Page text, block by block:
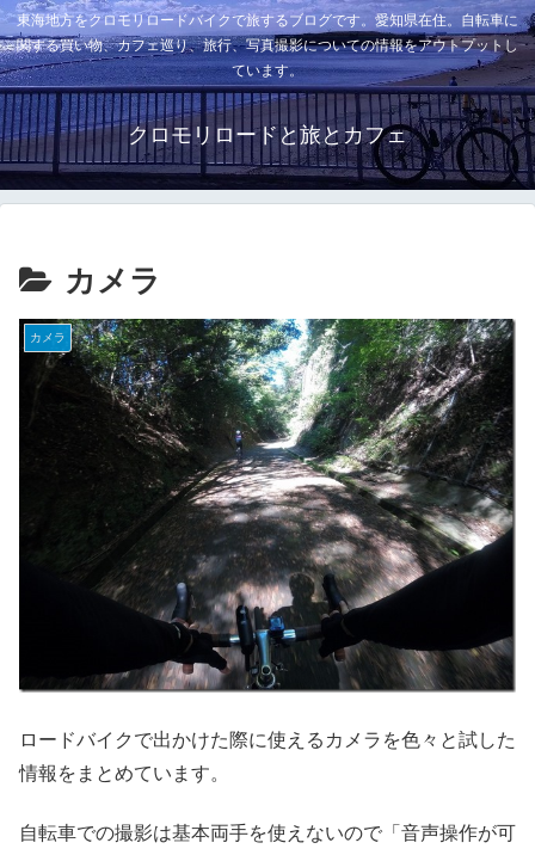
東海地方をクロモリロードバイクで旅するブログです。愛知県在住。自転車に
関する買い物、カフェ巡り、旅行、写真撮影についての情報をアウトプットし
ています。
クロモリロードと旅とカフェ
カメラ
カメラ
ロードバイクで出かけた際に使えるカメラを色々と試した
情報をまとめています。
自転車での撮影は基本両手を使えないので「音声操作が可